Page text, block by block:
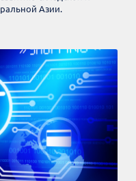
Азии.